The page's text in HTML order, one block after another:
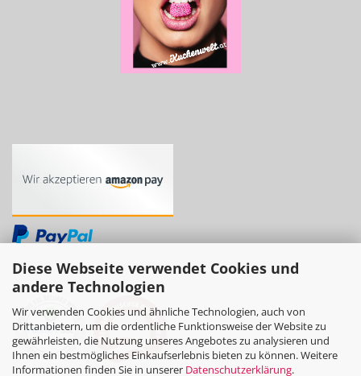
Diese Webseite verwendet Cookies und
andere Technologien
Wir verwenden Cookies und ähnliche Technologien, auch von
Drittanbietern, um die ordentliche Funktionsweise der Website zu
gewährleisten, die Nutzung unseres Angebotes zu analysieren und
Ihnen ein bestmögliches Einkaufserlebnis bieten zu können. Weitere
Informationen finden Sie in unserer Datenschutzerklärung.